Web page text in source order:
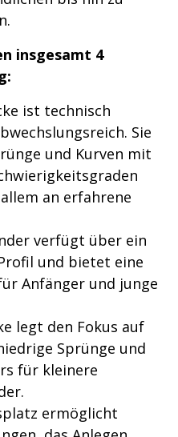
insgesamt 4
ist technisch
Sie
und Kurven mit
an erfahrene
verfügt über ein
und bietet eine
Anfänger und junge
legt den Fokus auf
Sprünge und
für kleinere
ermöglicht